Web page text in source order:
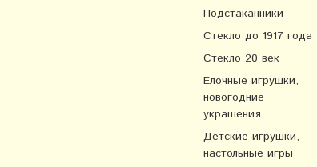
Подстаканники
Стекло до 1917 года
Стекло 20 век
Елочные игрушки,
новогодние
украшения
Детские игрушки,
настольные игры